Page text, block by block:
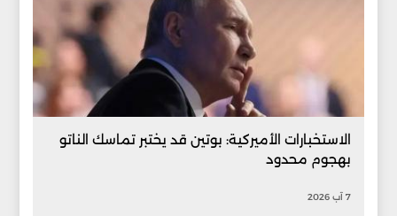
الاستخبارات الأميركية: بوتين قد يختبر تماسك الناتو
بهجوم محدود
7 آب 2026